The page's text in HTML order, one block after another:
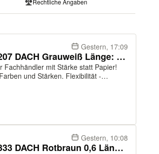
Rechtliche Angaben
Gestern, 17:09
Lagerware Trapezblech 35-207 DACH Grauweiß Länge: 3 m
mit Stärke statt Papier!
und Stärken. Flexibilität -
Service - fachkundige
Gestern, 10:08
Lagerware Trapezblech 45-333 DACH Rotbraun 0,6 Länge: 2,5 - 6m